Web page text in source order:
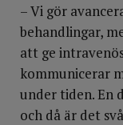
– Vi gör
behandlingar,
att ge
kommunicerar
under tiden. En
och då är det